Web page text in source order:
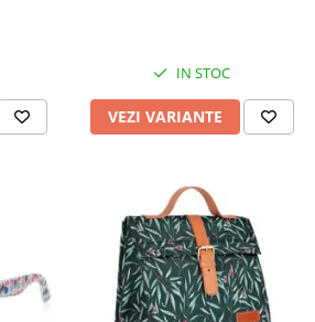
IN STOC
VEZI VARIANTE